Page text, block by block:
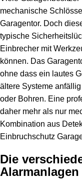
mechanische
Garagentor. Doch
typische
Einbrecher mit
können. Das
ohne dass ein lautes
ältere Systeme
oder Bohren. Eine
daher mehr als nur
Kombination aus
Einbruchschutz
Die
Alarmanlagen